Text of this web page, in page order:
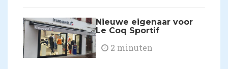
Nieuwe eigenaar voor
Le Coq Sportif
2 minuten